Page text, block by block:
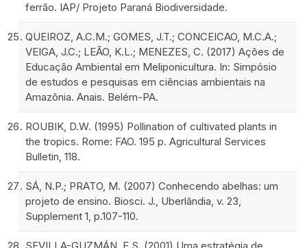
ferrão. IAP/ Projeto Paraná Biodiversidade.
QUEIROZ, A.C.M.; GOMES, J.T.; CONCEICAO, M.C.A.;
VEIGA, J.C.; LEÃO, K.L.; MENEZES, C. (2017) Ações de
Educação Ambiental em Meliponicultura. In: Simpósio
de estudos e pesquisas em ciências ambientais na
Amazônia. Anais. Belém-PA.
ROUBIK, D.W. (1995) Pollination of cultivated plants in
the tropics. Rome: FAO. 195 p. Agricultural Services
Bulletin, 118.
SÁ, N.P.; PRATO, M. (2007) Conhecendo abelhas: um
projeto de ensino. Biosci. J., Uberlândia, v. 23,
Supplement 1, p.107-110.